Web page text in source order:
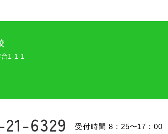
1-1-1
6329 受付時間 8：25〜17：00